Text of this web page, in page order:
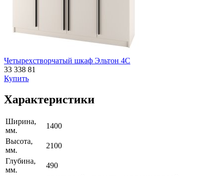
Четырехстворчатый шкаф Эльтон 4С
33 338 81
Купить
Характеристики
Ширина,
мм.
1400
Высота,
мм.
2100
Глубина,
мм.
490